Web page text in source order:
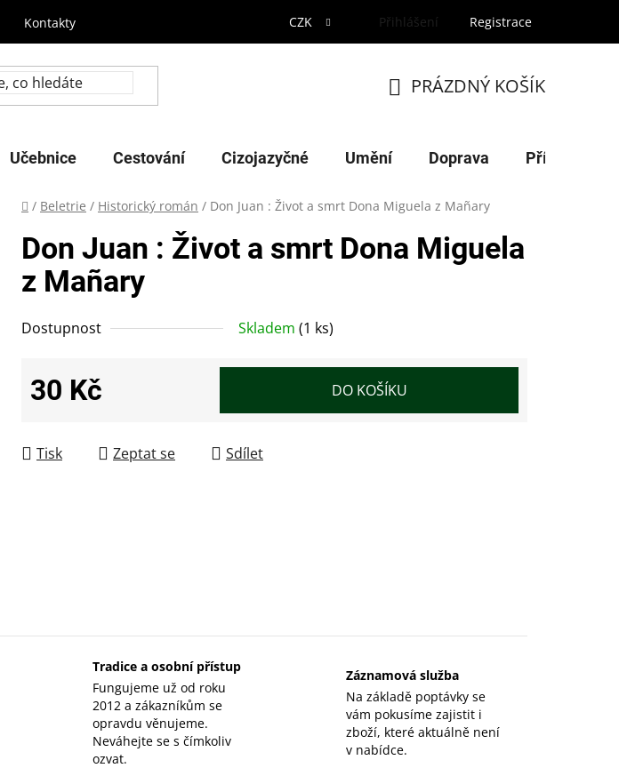
Kontakty CZK Přihlášení Registrace
KOŠÍK
PRÁZDNÝ KOŠÍK
Učebnice Cestování Cizojazyčné Umění Doprava Příroda
Domů
/ Beletrie / Historický román / Don Juan : Život a smrt Dona Miguela z Mañary
Don Juan : Život a smrt Dona Miguela
z Mañary
Dostupnost Skladem (1 ks)
30 Kč DO KOŠÍKU
Tisk Zeptat se Sdílet
Tradice a osobní přístup
Fungujeme už od roku
2012 a zákazníkům se
opravdu věnujeme.
Neváhejte se s čímkoliv
ozvat.
Záznamová služba
Na základě poptávky se
vám pokusíme zajistit i
zboží, které aktuálně není
v nabídce.